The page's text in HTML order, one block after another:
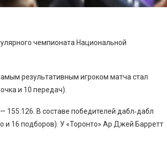
чемпионата Национальной
результативным игроком матча стал
и 10 передач).
В составе победителей дабл‑дабл
и 16 подборов). У «Торонто» Ар Джей Барретт